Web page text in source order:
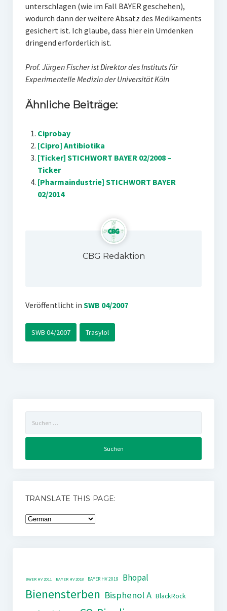
unterschlagen (wie im Fall BAYER geschehen),
wodurch dann der weitere Absatz des Medikaments
gesichert ist. Ich glaube, dass hier ein Umdenken
dringend erforderlich ist.
Prof. Jürgen Fischer ist Direktor des Instituts für
Experimentelle Medizin der Universität Köln
Ähnliche Beiträge:
Ciprobay
[Cipro] Antibiotika
[Ticker] STICHWORT BAYER 02/2008 –
Ticker
[Pharmaindustrie] STICHWORT BAYER
02/2014
CBG Redaktion
Veröffentlicht in SWB 04/2007
SWB 04/2007 Trasylol
nach:
TRANSLATE THIS PAGE:
BAYER HV 2011 BAYER HV 2018 BAYER HV 2019 Bhopal
Bienensterben Bisphenol A BlackRock